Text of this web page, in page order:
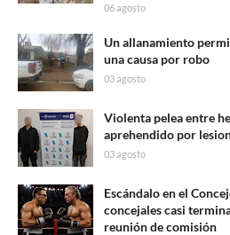
06 agosto
Un allanamiento
una causa por robo
03 agosto
Violenta pelea entre
aprehendido por
03 agosto
Escándalo en el
concejales casi
reunión de comisión